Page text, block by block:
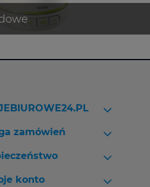
zamówień
konto